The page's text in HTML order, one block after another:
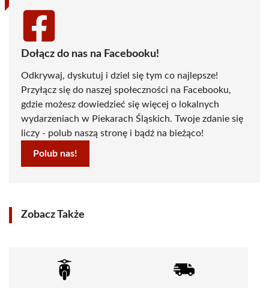
Dołącz do nas na Facebooku!
Odkrywaj, dyskutuj i dziel się tym co najlepsze!
Przyłącz się do naszej społeczności na Facebooku,
gdzie możesz dowiedzieć się więcej o lokalnych
wydarzeniach w Piekarach Śląskich. Twoje zdanie się
liczy - polub naszą stronę i bądź na bieżąco!
Polub nas!
Zobacz Także